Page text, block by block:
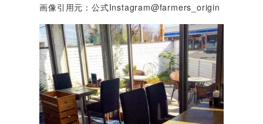
画像引用元：公式Instagram@farmers_origin